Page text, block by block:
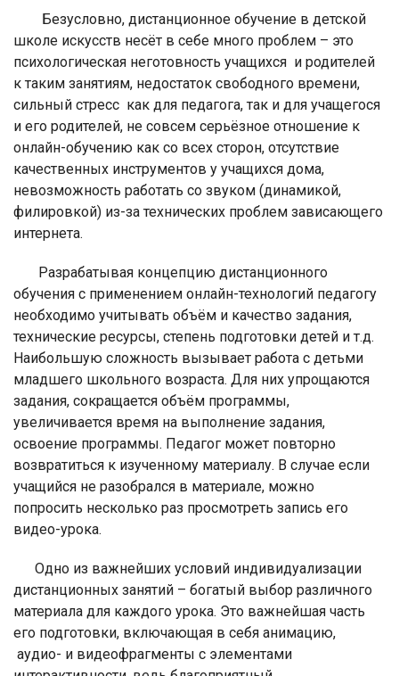
Безусловно, дистанционное обучение в детской
школе искусств несёт в себе много проблем – это
психологическая неготовность учащихся и родителей
к таким занятиям, недостаток свободного времени,
сильный стресс как для педагога, так и для учащегося
и его родителей, не совсем серьёзное отношение к
онлайн-обучению как со всех сторон, отсутствие
качественных инструментов у учащихся дома,
невозможность работать со звуком (динамикой,
филировкой) из-за технических проблем зависающего
интернета.
Разрабатывая концепцию дистанционного
обучения с применением онлайн-технологий педагогу
необходимо учитывать объём и качество задания,
технические ресурсы, степень подготовки детей и т.д.
Наибольшую сложность вызывает работа с детьми
младшего школьного возраста. Для них упрощаются
задания, сокращается объём программы,
увеличивается время на выполнение задания,
освоение программы. Педагог может повторно
возвратиться к изученному материалу. В случае если
учащийся не разобрался в материале, можно
попросить несколько раз просмотреть запись его
видео-урока.
Одно из важнейших условий индивидуализации
дистанционных занятий – богатый выбор различного
материала для каждого урока. Это важнейшая часть
его подготовки, включающая в себя анимацию,
аудио- и видеофрагменты с элементами